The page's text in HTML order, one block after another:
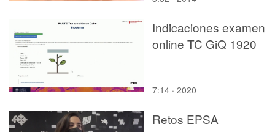
Indicaciones examen
online TC GiQ 1920
7:14 · 2020
Retos EPSA